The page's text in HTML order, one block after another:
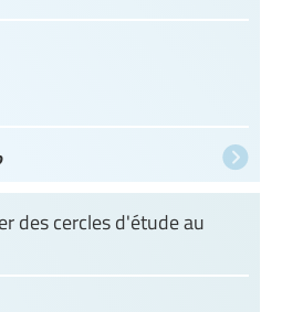
des cercles d'étude au